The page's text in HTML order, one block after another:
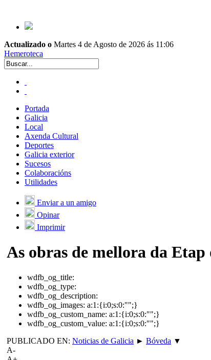
Actualizado o Martes 4 de Agosto de 2026 ás 11:06
Hemeroteca
Portada
Galicia
Local
Axenda Cultural
Deportes
Galicia exterior
Sucesos
Colaboracións
Utilidades
Enviar a un amigo
Opinar
Imprimir
As obras de mellora da Etap
wdfb_og_title:
wdfb_og_type:
wdfb_og_description:
wdfb_og_images: a:1:{i:0;s:0:"";}
wdfb_og_custom_name: a:1:{i:0;s:0:"";}
wdfb_og_custom_value: a:1:{i:0;s:0:"";}
PUBLICADO EN: Noticias de Galicia ► Bóveda ▼
A-